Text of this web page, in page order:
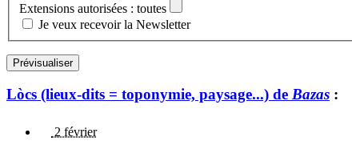
Extensions autorisées : toutes
Je veux recevoir la Newsletter
Lòcs (lieux-dits = toponymie, paysage...) de Bazas :
2 février